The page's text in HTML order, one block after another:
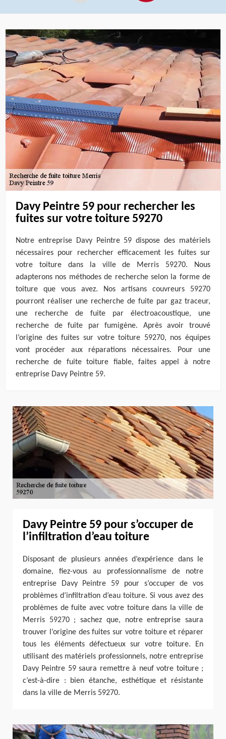
Davy Peintre 59 pour rechercher les
fuites sur votre toiture 59270
Notre entreprise Davy Peintre 59 dispose des matériels
nécessaires pour rechercher efficacement les fuites sur
votre toiture dans la ville de Merris 59270. Nous
adapterons nos méthodes de recherche selon la forme de
toiture que vous avez. Nos artisans couvreurs 59270
pourront réaliser une recherche de fuite par gaz traceur,
une recherche de fuite par électroacoustique, une
recherche de fuite par fumigène. Après avoir trouvé
l’origine des fuites sur votre toiture 59270, nos équipes
vont procéder aux réparations nécessaires. Pour une
recherche de fuite toiture fiable, faites appel à notre
entreprise Davy Peintre 59.
Davy Peintre 59 pour s’occuper de
l’infiltration d’eau toiture
Disposant de plusieurs années d’expérience dans le
domaine, fiez-vous au professionnalisme de notre
entreprise Davy Peintre 59 pour s’occuper de vos
problèmes d’infiltration d’eau toiture. Si vous avez des
problèmes de fuite avec votre toiture dans la ville de
Merris 59270 ; sachez que, notre entreprise saura
trouver l’origine des fuites sur votre toiture et réparer
tous les éléments défectueux sur votre toiture. En
utilisant des matériels professionnels, notre entreprise
Davy Peintre 59 saura remettre à neuf votre toiture ;
c’est-à-dire : bien étanche, esthétique et résistante
dans la ville de Merris 59270.